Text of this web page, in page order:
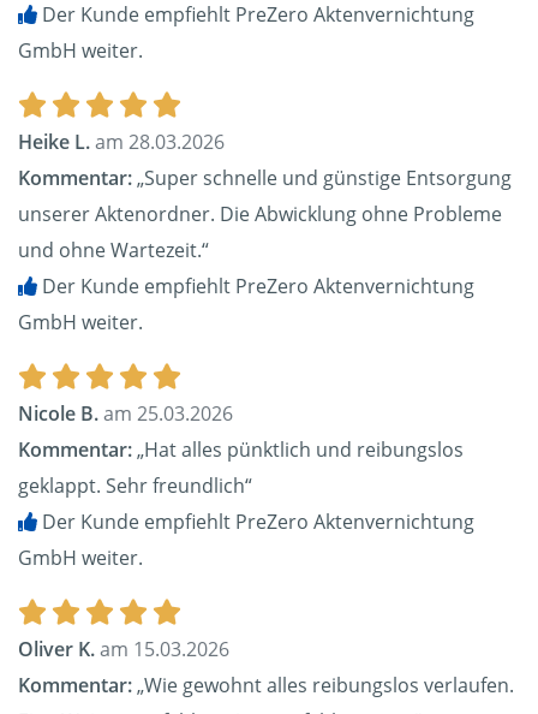
Der Kunde empfiehlt PreZero Aktenvernichtung
GmbH weiter.
Heike L.am 28.03.2026
Kommentar:„Super schnelle und günstige Entsorgung
unserer Aktenordner. Die Abwicklung ohne Probleme
und ohne Wartezeit.“
Der Kunde empfiehlt PreZero Aktenvernichtung
GmbH weiter.
Nicole B.am 25.03.2026
Kommentar:„Hat alles pünktlich und reibungslos
geklappt. Sehr freundlich“
Der Kunde empfiehlt PreZero Aktenvernichtung
GmbH weiter.
Oliver K.am 15.03.2026
Kommentar:„Wie gewohnt alles reibungslos verlaufen.